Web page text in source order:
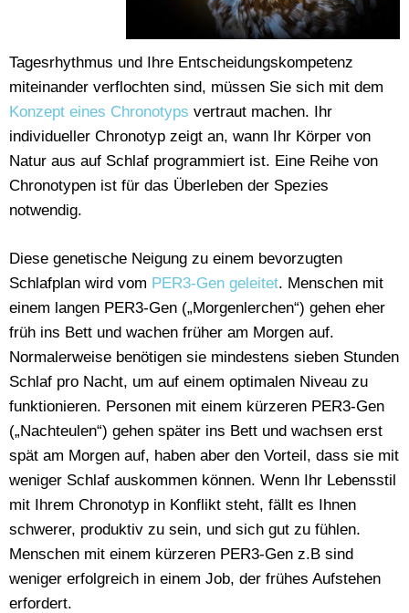
Tagesrhythmus und Ihre Entscheidungskompetenz
miteinander verflochten sind, müssen Sie sich mit dem
Konzept eines Chronotyps vertraut machen. Ihr
individueller Chronotyp zeigt an, wann Ihr Körper von
Natur aus auf Schlaf programmiert ist. Eine Reihe von
Chronotypen ist für das Überleben der Spezies
notwendig.
Diese genetische Neigung zu einem bevorzugten
Schlafplan wird vom PER3-Gen geleitet. Menschen mit
einem langen PER3-Gen („Morgenlerchen“) gehen eher
früh ins Bett und wachen früher am Morgen auf.
Normalerweise benötigen sie mindestens sieben Stunden
Schlaf pro Nacht, um auf einem optimalen Niveau zu
funktionieren. Personen mit einem kürzeren PER3-Gen
(„Nachteulen“) gehen später ins Bett und wachsen erst
spät am Morgen auf, haben aber den Vorteil, dass sie mit
weniger Schlaf auskommen können. Wenn Ihr Lebensstil
mit Ihrem Chronotyp in Konflikt steht, fällt es Ihnen
schwerer, produktiv zu sein, und sich gut zu fühlen.
Menschen mit einem kürzeren PER3-Gen z.B sind
weniger erfolgreich in einem Job, der frühes Aufstehen
erfordert.